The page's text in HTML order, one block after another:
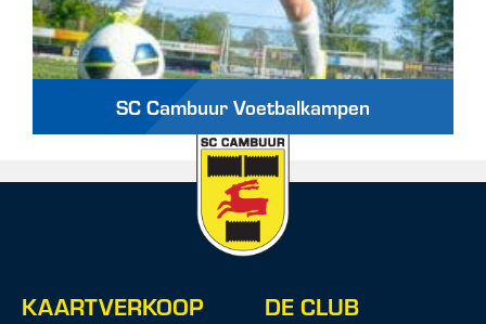
SC Cambuur Voetbalkampen
KAARTVERKOOP DE CLUB